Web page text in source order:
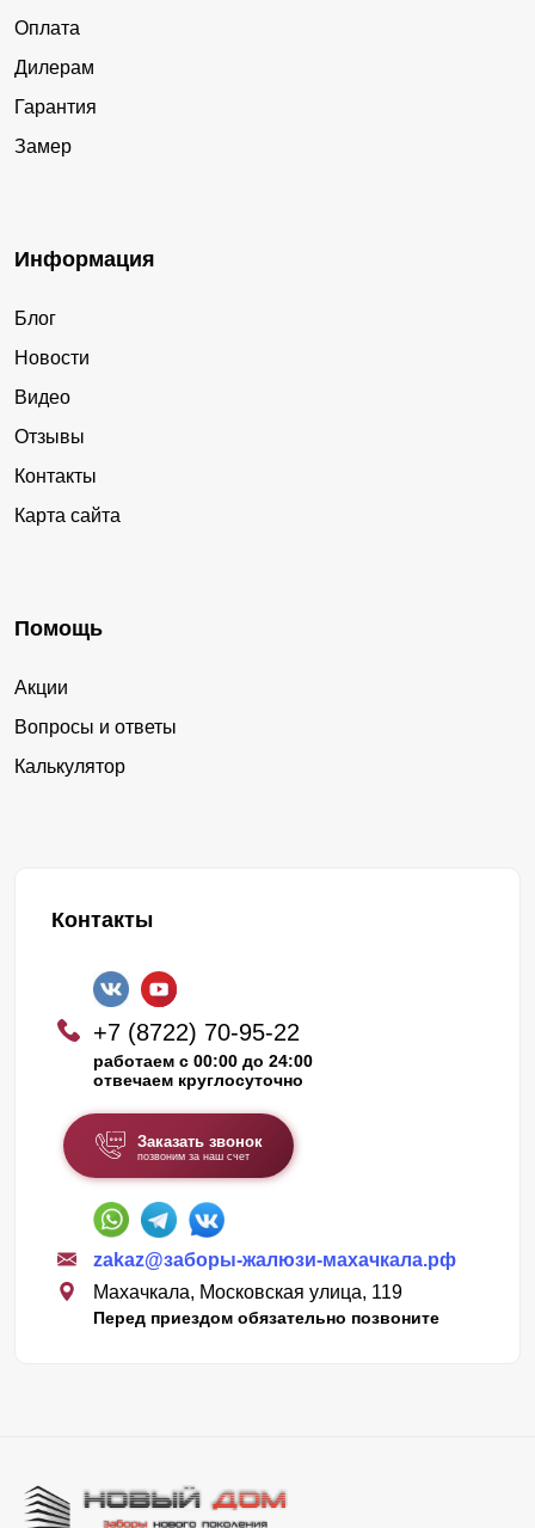
Оплата
Дилерам
Гарантия
Замер
Информация
Блог
Новости
Видео
Отзывы
Контакты
Карта сайта
Помощь
Акции
Вопросы и ответы
Калькулятор
Контакты
+7 (8722) 70-95-22
работаем с 00:00 до 24:00
отвечаем круглосуточно
Заказать звонок
позвоним за наш счет
zakaz@заборы-жалюзи-махачкала.рф
Махачкала, Московская улица, 119
Перед приездом обязательно позвоните